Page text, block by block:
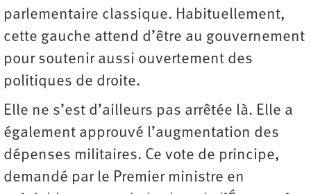
parlementaire classique. Habituellement,
cette gauche attend d’être au gouvernement
pour soutenir aussi ouvertement des
politiques de droite.
Elle ne s’est d’ailleurs pas arrêtée là. Elle a
également approuvé l’augmentation des
dépenses militaires. Ce vote de principe,
demandé par le Premier ministre en